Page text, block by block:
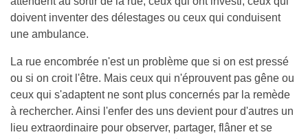
doivent inventer des délestages ou ceux qui conduisent
une ambulance.
La rue encombrée n'est un problème que si on est pressé
ou si on croit l'être. Mais ceux qui n'éprouvent pas gêne ou
ceux qui s'adaptent ne sont plus concernés par la remède
à rechercher. Ainsi l'enfer des uns devient pour d'autres un
lieu extraordinaire pour observer, partager, flâner et se